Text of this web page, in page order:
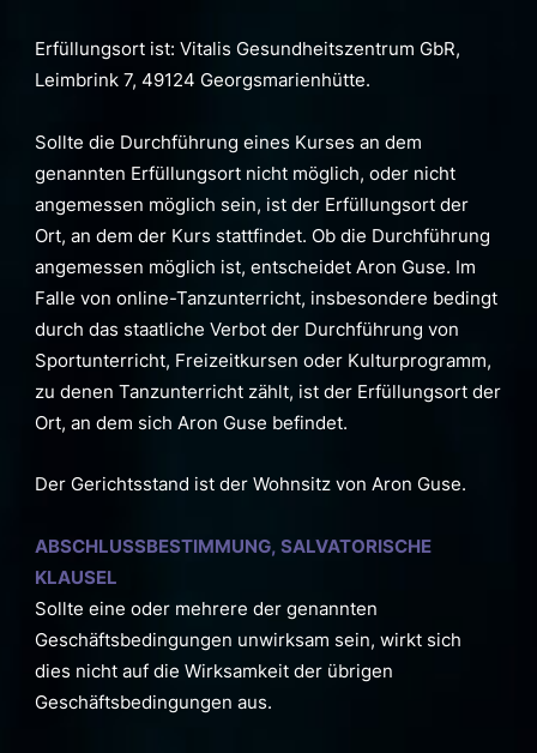
Erfüllungsort ist: Vitalis Gesundheitszentrum GbR,
Leimbrink 7, 49124 Georgsmarienhütte.
Sollte die Durchführung eines Kurses an dem
genannten Erfüllungsort nicht möglich, oder nicht
angemessen möglich sein, ist der Erfüllungsort der
Ort, an dem der Kurs stattfindet. Ob die Durchführung
angemessen möglich ist, entscheidet Aron Guse. Im
Falle von online-Tanzunterricht, insbesondere bedingt
durch das staatliche Verbot der Durchführung von
Sportunterricht, Freizeitkursen oder Kulturprogramm,
zu denen Tanzunterricht zählt, ist der Erfüllungsort der
Ort, an dem sich Aron Guse befindet.
Der Gerichtsstand ist der Wohnsitz von Aron Guse.
ABSCHLUSSBESTIMMUNG, SALVATORISCHE
KLAUSEL
Sollte eine oder mehrere der genannten
Geschäftsbedingungen unwirksam sein, wirkt sich
dies nicht auf die Wirksamkeit der übrigen
Geschäftsbedingungen aus.